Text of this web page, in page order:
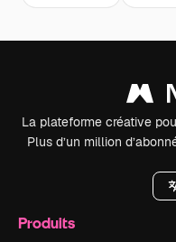
La plateforme créative
Plus d’un million
Produits